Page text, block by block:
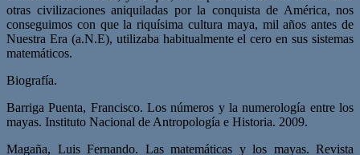
otras civilizaciones aniquiladas por la conquista de América, nos
conseguimos con que la riquísima cultura maya, mil años antes de
Nuestra Era (a.N.E), utilizaba habitualmente el cero en sus sistemas
matemáticos.
Biografía.
Barriga Puenta, Francisco. Los números y la numerología entre los
mayas. Instituto Nacional de Antropología e Historia. 2009.
Magaña, Luis Fernando. Las matemáticas y los mayas. Revista